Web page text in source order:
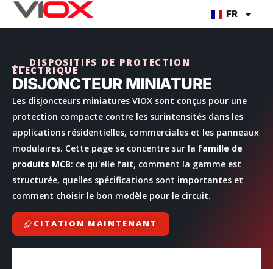
Aller
FR
⎯⎯ DISPOSITIFS DE PROTECTION
ÉLECTRIQUE
DISJONCTEUR MINIATURE
Les disjoncteurs miniatures VIOX sont conçus pour une
protection compacte contre les surintensités dans les
applications résidentielles, commerciales et les panneaux
modulaires. Cette page se concentre sur la famille de
produits MCB: ce qu'elle fait, comment la gamme est
structurée, quelles spécifications sont importantes et
comment choisir le bon modèle pour le circuit.
CITATION MAINTENANT